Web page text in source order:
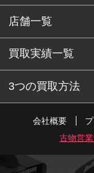
店舗一覧
買取実績一覧
3つの買取方法
会社概要
古物営